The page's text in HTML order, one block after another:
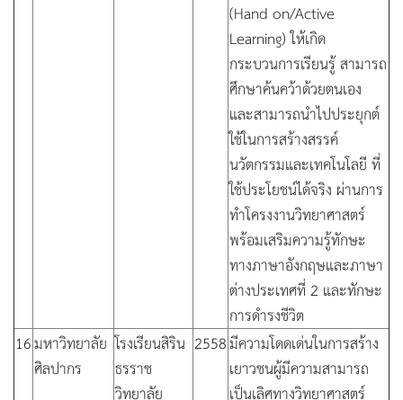
(Hand on/Active
Learning) ให้เกิด
กระบวนการเรียนรู้ สามารถ
ศึกษาค้นคว้าด้วยตนเอง
และสามารถนำไปประยุกต์
ใช้ในการสร้างสรรค์
นวัตกรรมและเทคโนโลยี ที่
ใช้ประโยชน์ได้จริง ผ่านการ
ทำโครงงานวิทยาศาสตร์
พร้อมเสริมความรู้ทักษะ
ทางภาษาอังกฤษและภาษา
ต่างประเทศที่ 2 และทักษะ
การดำรงชีวิต
16มหาวิทยาลัย
ศิลปากร
โรงเรียนสิริน
ธรราช
วิทยาลัย
2558มีความโดดเด่นในการสร้าง
เยาวชนผู้มีความสามารถ
เป็นเลิศทางวิทยาศาสตร์